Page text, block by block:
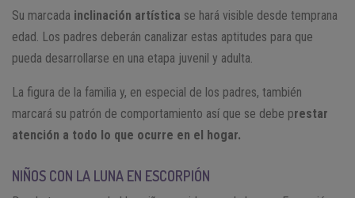
Su marcada inclinación artística se hará visible desde temprana
edad. Los padres deberán canalizar estas aptitudes para que
pueda desarrollarse en una etapa juvenil y adulta.
La figura de la familia y, en especial de los padres, también
marcará su patrón de comportamiento así que se debe prestar
atención a todo lo que ocurre en el hogar.
NIÑOS CON LA LUNA EN ESCORPIÓN